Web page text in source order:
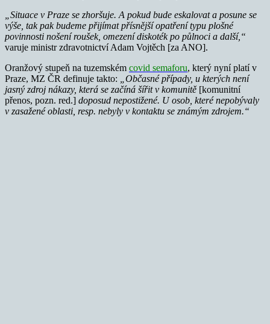
„Situace v Praze se zhoršuje. A pokud bude eskalovat a posune se
výše, tak pak budeme přijímat přísnější opatření typu plošné
povinnosti nošení roušek, omezení diskoték po půlnoci a další,“
varuje ministr zdravotnictví Adam Vojtěch [za ANO].
Oranžový stupeň na tuzemském covid semaforu, který nyní platí v
Praze, MZ ČR definuje takto:
„Občasné případy, u kterých není
jasný zdroj nákazy, která se začíná šířit v komunitě [komunitní
přenos, pozn. red.] doposud nepostižené. U osob, které nepobývaly
v zasažené oblasti, resp. nebyly v kontaktu se známým zdrojem.“